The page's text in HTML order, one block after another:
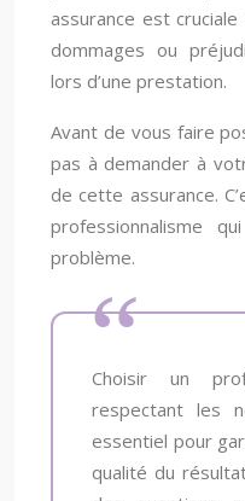
assurance est
dommages ou
lors d’une prestation.
Avant de vous faire
pas à demander à
de cette assurance.
professionnalisme
problème.
Choisir un
respectant les
essentiel pour
qualité du